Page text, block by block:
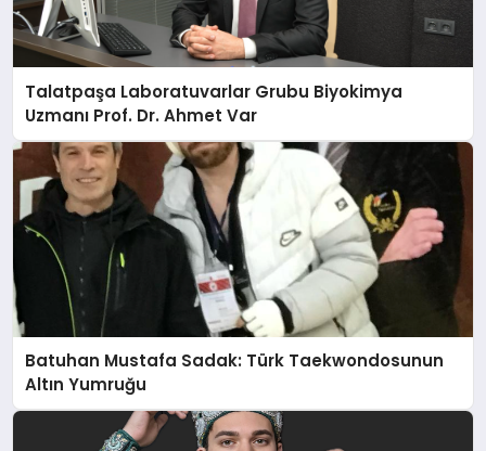
Talatpaşa Laboratuvarlar Grubu Biyokimya
Uzmanı Prof. Dr. Ahmet Var
Batuhan Mustafa Sadak: Türk Taekwondosunun
Altın Yumruğu